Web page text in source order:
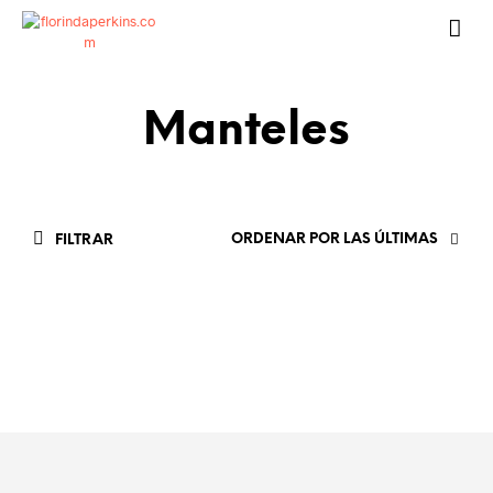
Manteles
FILTRAR ORDENAR POR LAS ÚLTIMAS